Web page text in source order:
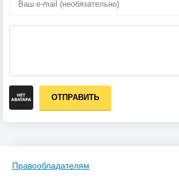
ОТПРАВИТЬ
Правообладателям